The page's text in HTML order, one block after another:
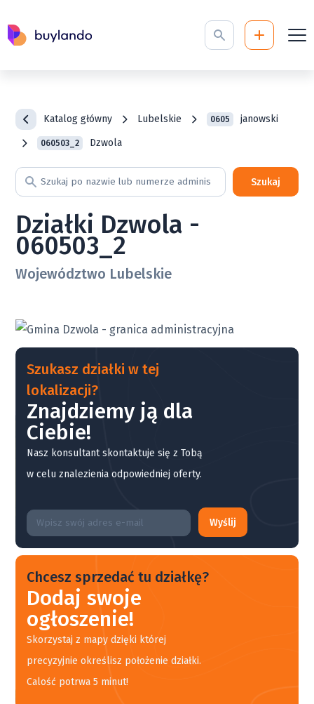
Katalog główny Lubelskie 0605 janowski
060503_2 Dzwola
Szukaj
Działki Dzwola -
060503_2
Województwo Lubelskie
Szukasz działki w tej
lokalizacji?
Znajdziemy ją dla
Ciebie!
Nasz konsultant skontaktuje się z Tobą
w celu znalezienia odpowiedniej oferty.
Wyślij
Chcesz sprzedać tu działkę?
Dodaj swoje
ogłoszenie!
Skorzystaj z mapy dzięki której
precyzyjnie określisz położenie działki.
Calość potrwa 5 minut!